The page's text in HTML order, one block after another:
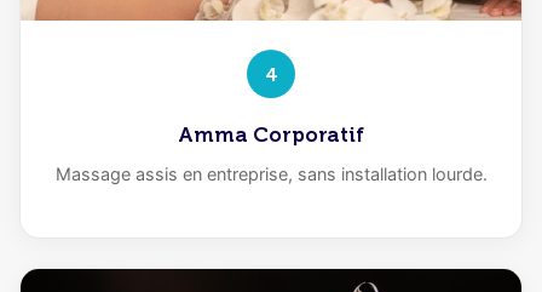
4
Amma Corporatif
Massage assis en entreprise, sans installation lourde.